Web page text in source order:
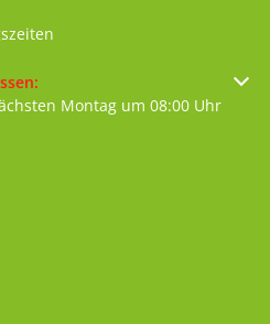
weitere Öffnungs- oder
Montag um 08:00 Uhr